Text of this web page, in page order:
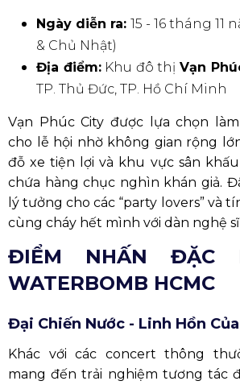
Ngày diễn ra: 15 - 16 tháng 11
& Chủ Nhật)
Địa điểm:Khu đô thịVạn
TP. Thủ Đức, TP. Hồ Chí Minh
Vạn Phúc City được lựa chọn làm
cho lễ hội nhờ không gian rộng
đỗ xe tiện lợi và khu vực sân
chứa hàng chục nghìn khán giả.
lý tưởng cho các “party lovers” và
cùng cháy hết mình với dàn nghệ
ĐIỂM NHẤN ĐẶC
WATERBOMB HCMC
Đại Chiến Nước - Linh Hồn
Khác với các concert thông
mang đến trải nghiệm tương tác